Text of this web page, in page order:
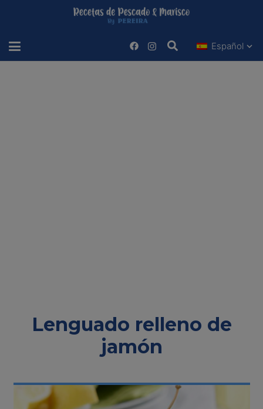
Español
Lenguado relleno de
jamón